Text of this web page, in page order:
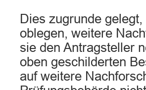
Dies zugrunde
oblegen, weitere
sie den Antragsteller
oben geschilderten
auf weitere